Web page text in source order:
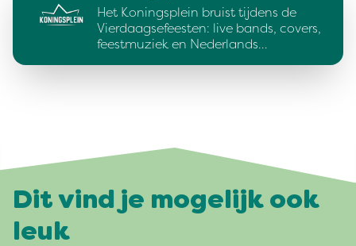
Het Koningsplein bruist tijdens de
Vierdaagsefeesten: live bands, covers,
feestmuziek en Nederlands…
Dit vind je mogelijk ook
leuk